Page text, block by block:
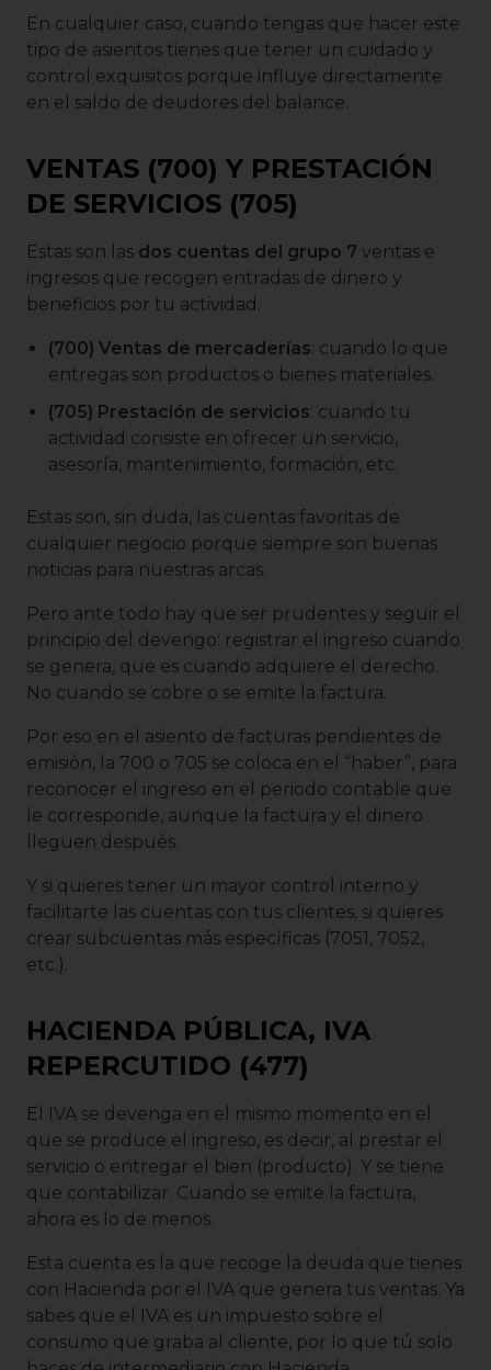
En cualquier caso, cuando tengas que hacer este
tipo de asientos tienes que tener un cuidado y
control exquisitos porque influye directamente
en el saldo de deudores del balance.
VENTAS (700) Y PRESTACIÓN
DE SERVICIOS (705)
Estas son las dos cuentas del grupo 7 ventas e
ingresos que recogen entradas de dinero y
beneficios por tu actividad.
(700) Ventas de mercaderías: cuando lo que
entregas son productos o bienes materiales.
(705) Prestación de servicios: cuando tu
actividad consiste en ofrecer un servicio,
asesoría, mantenimiento, formación, etc.
Estas son, sin duda, las cuentas favoritas de
cualquier negocio porque siempre son buenas
noticias para nuestras arcas.
Pero ante todo hay que ser prudentes y seguir el
principio del devengo: registrar el ingreso cuando
se genera, que es cuando adquiere el derecho.
No cuando se cobre o se emite la factura.
Por eso en el asiento de facturas pendientes de
emisión, la 700 o 705 se coloca en el “haber”, para
reconocer el ingreso en el periodo contable que
le corresponde, aunque la factura y el dinero
lleguen después.
Y si quieres tener un mayor control interno y
facilitarte las cuentas con tus clientes, si quieres
crear subcuentas más específicas (7051, 7052,
etc.).
HACIENDA PÚBLICA, IVA
REPERCUTIDO (477)
El IVA se devenga en el mismo momento en el
que se produce el ingreso, es decir, al prestar el
servicio o entregar el bien (producto). Y se tiene
que contabilizar. Cuando se emite la factura,
ahora es lo de menos.
Esta cuenta es la que recoge la deuda que tienes
con Hacienda por el IVA que genera tus ventas. Ya
sabes que el IVA es un impuesto sobre el
consumo que graba al cliente, por lo que tú solo